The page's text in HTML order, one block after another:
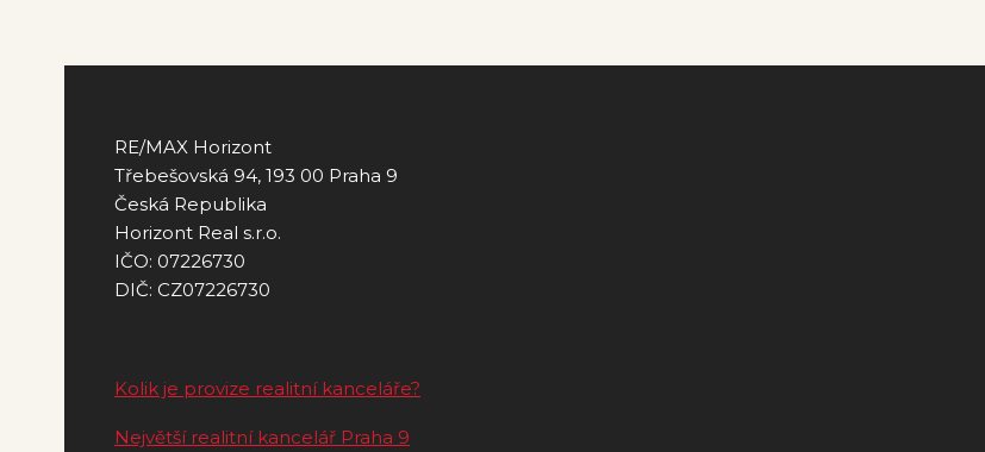
RE/MAX Horizont
Třebešovská 94, 193 00 Praha 9
Česká Republika
Horizont Real s.r.o.
IČO: 07226730
DIČ: CZ07226730
Kolik je provize realitní kanceláře?
Největší realitní kancelář Praha 9